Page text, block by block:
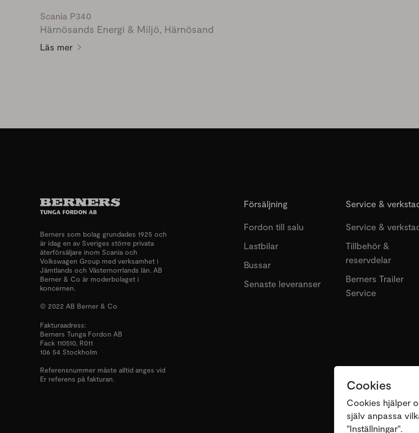
Cookies
Cookies hjälper
själv anpassa
"Inställningar".
Scania P340
Härnösands Energi & Miljö, Härnösand
Läs mer
Berners som bolag grundades 1925 och
är idag en av Sveriges större privata
återförsäljare inom Scania och
Volkswagen Group med verksamhet i
Jämtlands och Västernorrlands län. AB
Berner & Co är moderbolaget i
koncernen.
© 2022 AB Berner & Co
Fakturaadress:
Berners Tunga Fordon AB
Fack 110510, R011
106 54 Stockholm
Referensnummer måste alltid anges vid
Er referens på fakturan.
Försäljning
Fordon till salu
Lastbilar
Bussar
Senaste leveranser
Service &
Service &
Tillbehör &
reservdelar
Berners Trailer
Service